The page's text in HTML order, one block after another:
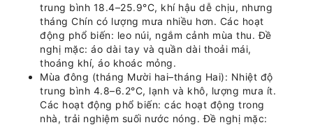
trung bình 18.4–25.9°C, khí hậu dễ chịu, nhưng
tháng Chín có lượng mưa nhiều hơn. Các hoạt
động phổ biến: leo núi, ngắm cảnh mùa thu. Đề
nghị mặc: áo dài tay và quần dài thoải mái,
thoáng khí, áo khoác mỏng.
Mùa đông (tháng Mười hai–tháng Hai): Nhiệt độ
trung bình 4.8–6.2°C, lạnh và khô, lượng mưa ít.
Các hoạt động phổ biến: các hoạt động trong
nhà, trải nghiệm suối nước nóng. Đề nghị mặc: